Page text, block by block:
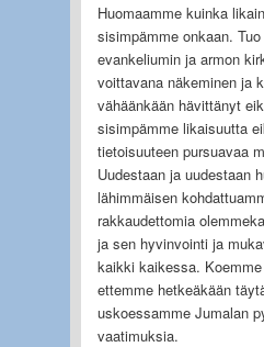
Huomaamme kuinka
sisimpämme onkaan.
evankeliumin ja armon
voittavana näkeminen ja
vähäänkään hävittänyt
sisimpämme likaisuutta
tietoisuuteen pursuavaa
Uudestaan ja uudestaan
lähimmäisen
rakkaudettomia
ja sen hyvinvointi ja
kaikki kaikessa.
ettemme hetkeäkään
uskoessamme Jumalan
vaatimuksia.